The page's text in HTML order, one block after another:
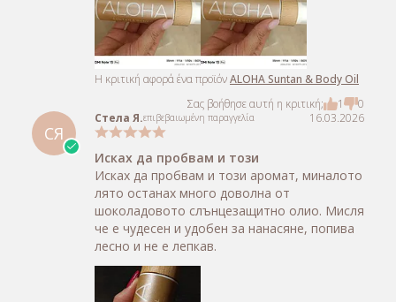
Η κριτική αφορά ένα προϊόνALOHA Suntan & Body Oil
Σας βοήθησε αυτή η κριτική;
1 0
СЯ
Стела Я.επιβεβαιωμένη παραγγελία 16.03.2026
Исках да пробвам и този
Исках да пробвам и този аромат, миналото
лято останах много доволна от
шоколадовото слънцезащитно олио. Мисля
че е чудесен и удобен за нанасяне, попива
лесно и не е лепкав.